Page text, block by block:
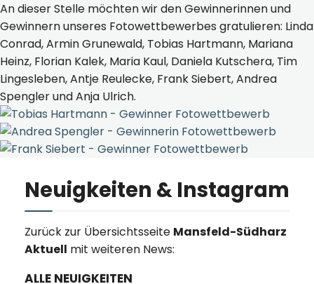
An dieser Stelle möchten wir den Gewinnerinnen und
Gewinnern unseres Fotowettbewerbes gratulieren: Linda
Conrad, Armin Grunewald, Tobias Hartmann, Mariana
Heinz, Florian Kalek, Maria Kaul, Daniela Kutschera, Tim
Lingesleben, Antje Reulecke, Frank Siebert, Andrea
Spengler und Anja Ulrich.
Neuigkeiten & Instagram
Zurück zur Übersichtsseite Mansfeld-Südharz
Aktuell mit weiteren News:
ALLE NEUIGKEITEN